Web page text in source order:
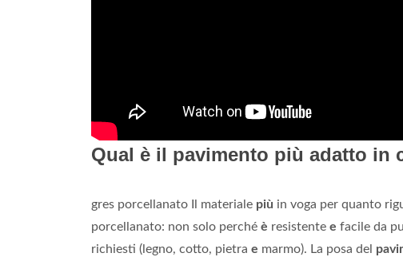
Qual è il pavimento più adatto in
gres porcellanato Il materiale più in voga per quanto
porcellanato: non solo perché è resistente e facile da
richiesti (legno, cotto, pietra e marmo). La posa del